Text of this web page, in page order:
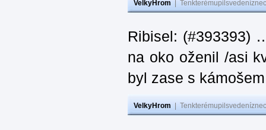
VelkyHrom
Ribisel: (#393393)
na oko oženil /asi
byl zase s
VelkyHrom